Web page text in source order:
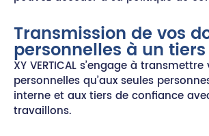
Transmission de vos
personnelles à un tiers
XY VERTICAL s’engage à
personnelles qu’aux seules
interne et aux tiers de confiance
travaillons.